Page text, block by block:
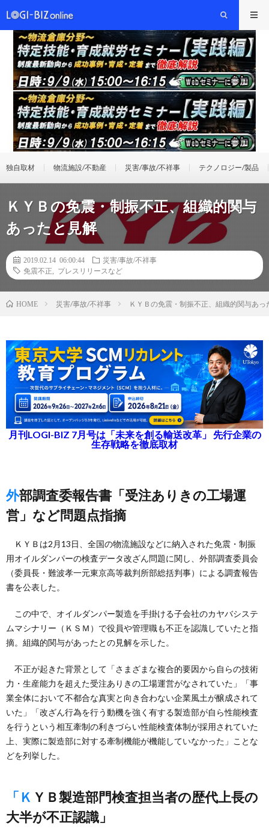
独自取材 物流施設/不動産 災害/事故/不祥事 テクノロジー/製品
ＫＹＢの免震・制振不正、組織的関与
あったと見解
2019.02.14 06:00:44
災害/事故/不祥事
免震不正
プレスリリースなど
HOME 災害/事故/不祥事 ＫＹＢの免震・制振不正、組織的関与あっ
月刊LOGI-BIZ 7月号は「未来を創る輸送改革」 先行企業の
生存戦略を徹底取材
外部調査委報告書「受注ありきの工場運
営」など問題点指摘
ＫＹＢは2月13日、全国の物流施設などに納入された免震・制振
用オイルダンパーの検査データ改ざん問題に関し、外部調査委員会
（委員長・難波孝一元東京高等裁判所部総括判事）による調査報告
書を公表した。
この中で、オイルダンパー製造を手掛ける子会社のカヤバシステ
ムマシナリー（ＫＳＭ）で役員や管理職も不正を認識していたと指
摘。組織的関与があったとの見解を示した。
不正が起きた背景として「さまざまな複合的要因から自らの技術
力・生産能力を超えた受注ありきの工場運営がなされていた」「事
業全体において不都合な真実と向き合わない企業風土が醸成されて
いた」「改ざん行為を行う動機を強く有する製造部が自ら性能検査
を行うという相互牽制の利きづらい性能検査体制が採用されていた
上、実際に製造部に対する牽制機能が機能していなかった」ことな
どを列挙した。
「ＫＹＢ製造部門検査担当者の歴代上長の
大半が不正認識」